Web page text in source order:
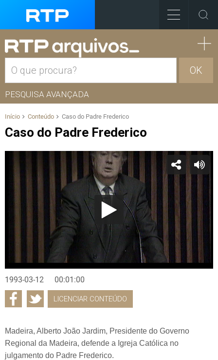
OK
PESQUISA AVANÇADA
Início Conteúdo Caso do Padre Frederico
Caso do Padre Frederico
1993-03-12 00:01:00
LICENCIAR CONTEÚDO
Madeira, Alberto João Jardim, Presidente do Governo
Regional da Madeira, defende a Igreja Católica no
julgamento do Padre Frederico.